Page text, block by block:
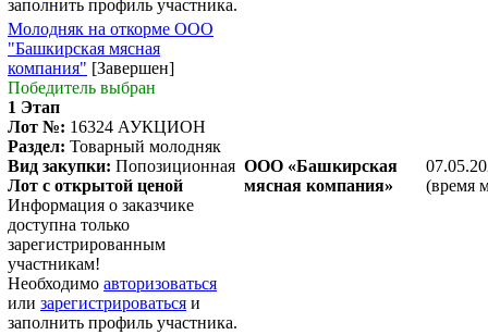
заполнить профиль участника.
Молодняк на откорме ООО
"Башкирская мясная
компания" [Завершен]
Победитель выбран
1 Этап
Лот №: 16324 АУКЦИОН
Раздел: Товарный молодняк
Вид закупки: Попозиционная
Лот с открытой ценой
Информация о заказчике
доступна только
зарегистрированным
участникам!
Необходимо авторизоваться
или зарегистрироваться и
заполнить профиль участника.
ООО «Башкирская
мясная компания»
(время